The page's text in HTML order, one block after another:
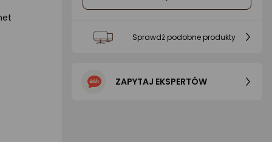
Sprawdź podobne produkty
ZAPYTAJ EKSPERTÓW